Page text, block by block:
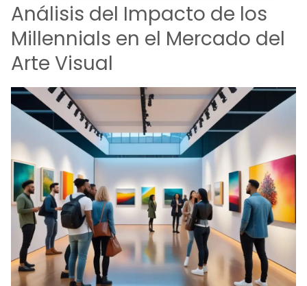
Análisis del Impacto de los
Millennials en el Mercado del
Arte Visual